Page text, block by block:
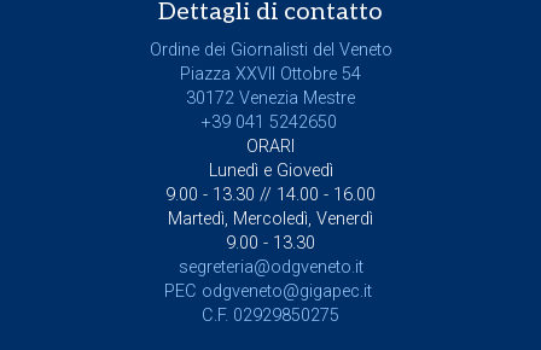
Dettagli di contatto
Ordine dei Giornalisti del Veneto
Piazza XXVII Ottobre 54
30172 Venezia Mestre
+39 041 5242650
ORARI
Lunedì e Giovedì
9.00 - 13.30 // 14.00 - 16.00
Martedì, Mercoledì, Venerdì
9.00 - 13.30
segreteria@odgveneto.it
PEC odgveneto@gigapec.it
C.F. 02929850275